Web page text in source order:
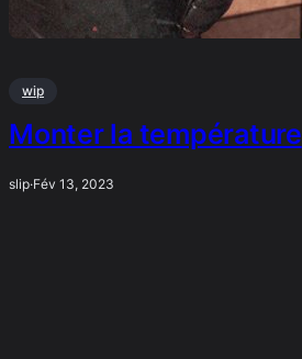
wip
Monter la température
slip·Fév 13, 2023